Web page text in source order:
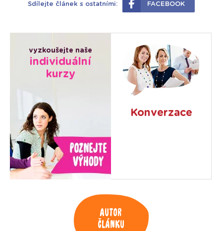
Sdílejte článek s ostatními: FACEBOOK
vyzkoušejte naše
individuální
kurzy
Konverzace
Autor
článku